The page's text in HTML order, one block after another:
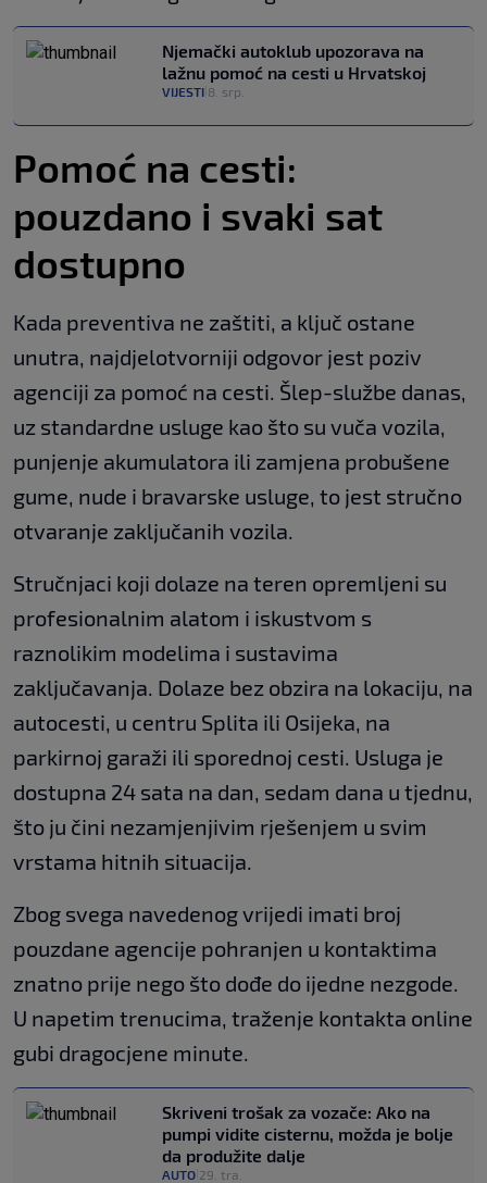
Njemački autoklub upozorava na
lažnu pomoć na cesti u Hrvatskoj
VIJESTI 8. srp.
Pomoć na cesti:
pouzdano i svaki sat
dostupno
Kada preventiva ne zaštiti, a ključ ostane
unutra, najdjelotvorniji odgovor jest poziv
agenciji za pomoć na cesti. Šlep-službe danas,
uz standardne usluge kao što su vuča vozila,
punjenje akumulatora ili zamjena probušene
gume, nude i bravarske usluge, to jest stručno
otvaranje zaključanih vozila.
Stručnjaci koji dolaze na teren opremljeni su
profesionalnim alatom i iskustvom s
raznolikim modelima i sustavima
zaključavanja. Dolaze bez obzira na lokaciju, na
autocesti, u centru Splita ili Osijeka, na
parkirnoj garaži ili sporednoj cesti. Usluga je
dostupna 24 sata na dan, sedam dana u tjednu,
što ju čini nezamjenjivim rješenjem u svim
vrstama hitnih situacija.
Zbog svega navedenog vrijedi imati broj
pouzdane agencije pohranjen u kontaktima
znatno prije nego što dođe do ijedne nezgode.
U napetim trenucima, traženje kontakta online
gubi dragocjene minute.
Skriveni trošak za vozače: Ako na
pumpi vidite cisternu, možda je bolje
da produžite dalje
AUTO 29. tra.